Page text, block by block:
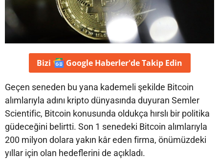
Bizi Google Haberler'deTakip Edin
Geçen seneden bu yana kademeli şekilde Bitcoin
alımlarıyla adını kripto dünyasında duyuran Semler
Scientific, Bitcoin konusunda oldukça hırslı bir politika
güdeceğini belirtti. Son 1 senedeki Bitcoin alımlarıyla
200 milyon dolara yakın kâr eden firma, önümüzdeki
yıllar için olan hedeflerini de açıkladı.